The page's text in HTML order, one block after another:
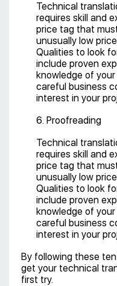
Technical
requires skill and
price tag that
unusually low
Qualities to look
include proven
knowledge of
careful business
interest in your
6. Proofreading
Technical
requires skill and
price tag that
unusually low
Qualities to look
include proven
knowledge of
careful business
interest in your
By following these
get your technical
first try.